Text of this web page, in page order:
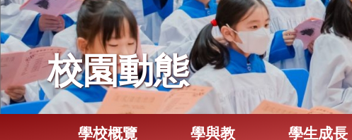
校園動態
學校概覽 學與教 學生成長